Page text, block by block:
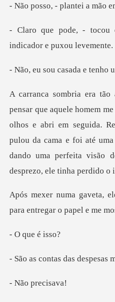
tei a mão
i
casada e tenho
olhos e abri em seguida.
pulou da cama e foi até
para entre
ue é
tas das desp
prec